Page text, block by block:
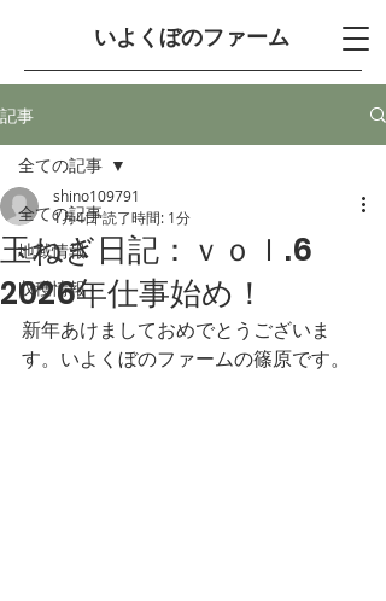
​いよくぼのファーム
記事
全ての記事
地域情報
収穫情報
全ての記事
玉ねぎ日記：ｖｏｌ.6
2026年仕事始め！
shino109791
1月4日読了時間: 1分
新年あけましておめでとうございま
す。いよくぼのファームの篠原です。